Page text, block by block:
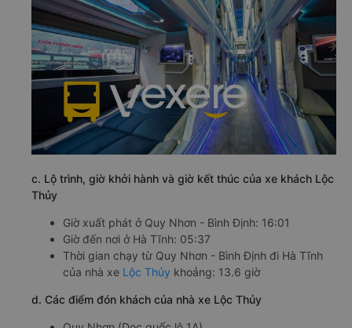
c. Lộ trình, giờ khởi hành và giờ kết thúc của xe khách Lộc
Thủy
Giờ xuất phát ở Quy Nhơn - Bình Định: 16:01
Giờ đến nơi ở Hà Tĩnh: 05:37
Thời gian chạy từ Quy Nhơn - Bình Định đi Hà Tĩnh
của nhà xe Lộc Thủy khoảng: 13.6 giờ
d. Các điểm đón khách của nhà xe Lộc Thủy